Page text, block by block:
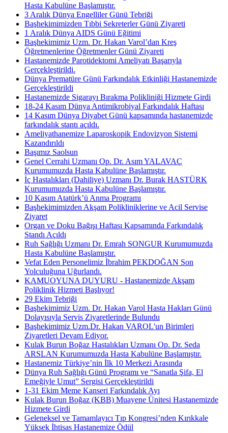
Hasta Kabulüne Başlamıştır.
3 Aralık Dünya Engelliler Günü Tebriği
Başhekimimizden Tıbbi Sekreterler Günü Ziyareti
1 Aralık Dünya AIDS Günü Eğitimi
Başhekimimiz Uzm. Dr. Hakan Varol’dan Kreş
Öğretmenlerine Öğretmenler Günü Ziyareti
Hastanemizde Parotidektomi Ameliyatı Başarıyla
Gerçekleştirildi.
Dünya Prematüre Günü Farkındalık Etkinliği Hastanemizde
Gerçekleştirildi
Hastanemizde Sigarayı Bırakma Polikliniği Hizmete Girdi
18-24 Kasım Dünya Antimikrobiyal Farkındalık Haftası
14 Kasım Dünya Diyabet Günü kapsamında hastanemizde
farkındalık stantı açıldı.
Ameliyathanemize Laparoskopik Endovizyon Sistemi
Kazandırıldı
Başımız Saolsun
Genel Cerrahi Uzmanı Op. Dr. Asım YALAVAÇ
Kurumumuzda Hasta Kabulüne Başlamıştır.
İç Hastalıkları (Dahiliye) Uzmanı Dr. Burak HASTÜRK
Kurumumuzda Hasta Kabulüne Başlamıştır.
10 Kasım Atatürk’ü Anma Programı
Başhekimimizden Akşam Polikliniklerine ve Acil Servise
Ziyaret
Organ ve Doku Bağışı Haftası Kapsamında Farkındalık
Standı Açıldı
Ruh Sağlığı Uzmanı Dr. Emrah SONGUR Kurumumuzda
Hasta Kabulüne Başlamıştır.
Vefat Eden Personelimiz İbrahim PEKDOĞAN Son
Yolculuğuna Uğurlandı.
KAMUOYUNA DUYURU - Hastanemizde Akşam
Poliklinik Hizmeti Başlıyor!
29 Ekim Tebriği
Başhekimimiz Uzm. Dr. Hakan Varol Hasta Hakları Günü
Dolayısıyla Servis Ziyaretlerinde Bulundu
Başhekimimiz Uzm.Dr. Hakan VAROL'un Birimleri
Ziyaretleri Devam Ediyor.
Kulak Burun Boğaz Hastalıkları Uzmanı Op. Dr. Seda
ARSLAN Kurumumuzda Hasta Kabulüne Başlamıştır.
Hastanemiz Türkiye’nin İlk 10 Merkezi Arasında
Dünya Ruh Sağlığı Günü Programı ve “Sanatla Şifa, El
Emeğiyle Umut” Sergisi Gerçekleştirildi
1-31 Ekim Meme Kanseri Farkındalık Ayı
Kulak Burun Boğaz (KBB) Muayene Ünitesi Hastanemizde
Hizmete Girdi
Geleneksel ve Tamamlayıcı Tıp Kongresi’nden Kırıkkale
Yüksek İhtisas Hastanemize Ödül